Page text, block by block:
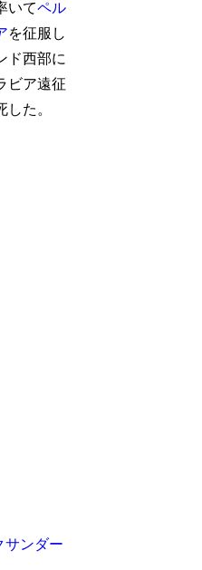
いてペル
を征服し
ド西部に
ビア遠征
た。
サンダー